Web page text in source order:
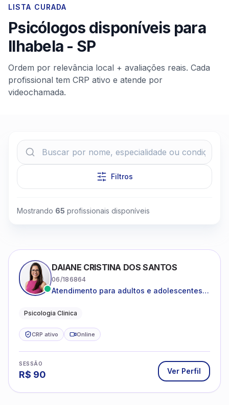
LISTA CURADA
Psicólogos disponíveis para
Ilhabela - SP
Ordem por relevância local + avaliações reais. Cada
profissional tem CRP ativo e atende por
videochamada.
Filtros
Mostrando 65 profissionais disponíveis
DAIANE CRISTINA DOS SANTOS
06/186864
Atendimento para adultos e adolescentes a
Psicologia Clinica
CRP ativo Online
SESSÃO
R$ 90 Ver Perfil